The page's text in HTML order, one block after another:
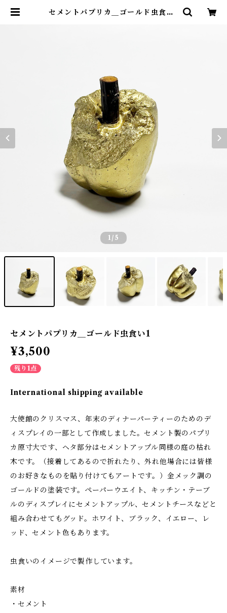
セメントパプリカ＿ゴールド虫食い1
1 /5
セメントパプリカ＿ゴールド虫食い1
¥3,500
残り1点
International shipping available
大使館のクリスマス、年末のディナーパーティーのためのデ
ィスプレイの一部として作成しました。セメント製のパプリ
カ原寸大です、ヘタ部分はセメントアップル同様の庭の枯れ
木です。（接着してあるので折れたり、外れ他場合には皆様
のお好きなものを貼り付けてもアートです。）金メック調の
ゴールドの塗装です。ペーパーウエイト、キッチン・テーブ
ルのディスプレイにセメントアップル、セメントチースなどと
組み合わせてもグッド。ホワイト、ブラック、イエロー、レ
ッド、セメント色もあります。
虫食いのイメージで製作しています。
素材
・セメント